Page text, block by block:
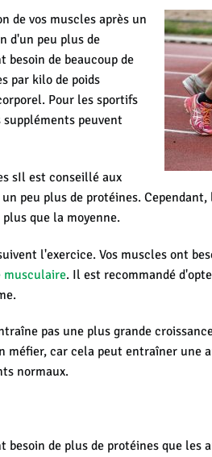
de vos muscles après un
d'un peu plus de
besoin de beaucoup de
par kilo de poids
Pour les sportifs
peuvent
sIl est conseillé aux
peu plus de protéines.
que la moyenne.
l'exercice. Vos muscles ont
musculaire. Il est recommandé
pas une plus grande
car cela peut entraîner une
normaux.
de plus de protéines que les